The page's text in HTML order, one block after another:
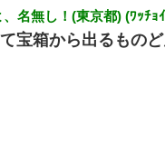
名無し！(東京都) (ﾜｯﾁｮ
宝箱から出るもの